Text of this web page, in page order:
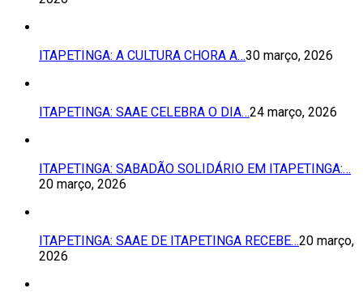
ITAPETINGA: A CULTURA CHORA A…30 março, 2026
ITAPETINGA: SAAE CELEBRA O DIA…24 março, 2026
ITAPETINGA: SABADÃO SOLIDÁRIO EM ITAPETINGA:…
20 março, 2026
ITAPETINGA: SAAE DE ITAPETINGA RECEBE…20 março,
2026